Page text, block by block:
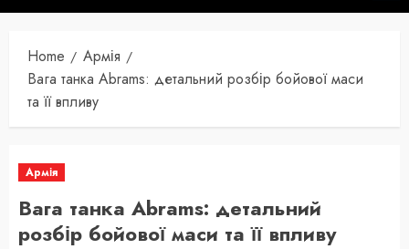
Menu
Home
Армія
Вага танка Abrams: детальний розбір бойової маси
та її впливу
Армія
Вага танка Abrams: детальний
розбір бойової маси та її впливу